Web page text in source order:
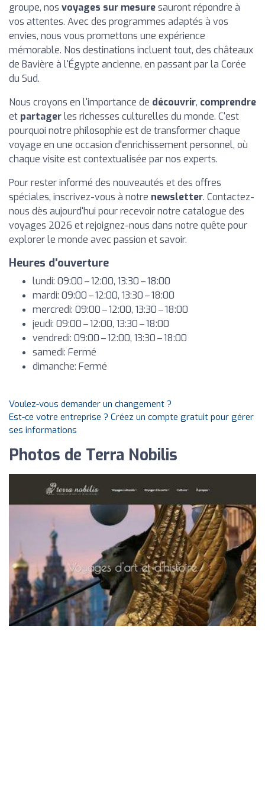
groupe, nos voyages sur mesuresauront répondre à
vos attentes. Avec des programmes adaptés à vos
envies, nous vous promettons une expérience
mémorable. Nos destinations incluent tout, des châteaux
de Bavière à l'Égypte ancienne, en passant par la Corée
du Sud.
Nous croyons en l'importance de découvrir, comprendre
et partagerles richesses culturelles du monde. C'est
pourquoi notre philosophie est de transformer chaque
voyage en une occasion d'enrichissement personnel, où
chaque visite est contextualisée par nos experts.
Pour rester informé des nouveautés et des offres
spéciales, inscrivez-vous à notre newsletter. Contactez-
nous dès aujourd'hui pour recevoir notre catalogue des
voyages 2026 et rejoignez-nous dans notre quête pour
explorer le monde avec passion et savoir.
Heures d'ouverture
lundi: 09:00 – 12:00, 13:30 – 18:00
mardi: 09:00 – 12:00, 13:30 – 18:00
mercredi: 09:00 – 12:00, 13:30 – 18:00
jeudi: 09:00 – 12:00, 13:30 – 18:00
vendredi: 09:00 – 12:00, 13:30 – 18:00
samedi: Fermé
dimanche: Fermé
Voulez-vous demander un changement ?
Est-ce votre entreprise ? Créez un compte gratuit pour gérer
ses informations
Photos de Terra Nobilis